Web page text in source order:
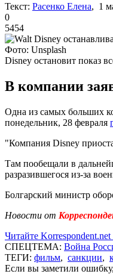
Текст: Расенко Елена, 1
0
5454
Фото: Unsplash
Disney остановит показ
В компании
Одна из самых больших
понедельник, 28 февраля
"Компания Disney
Там пообещали в
разразившегося из-за
Болгарский министр
Новости от
Читайте
СПЕЦТЕМА: Война
ТЕГИ: фильм, санкции,
Если вы заметили